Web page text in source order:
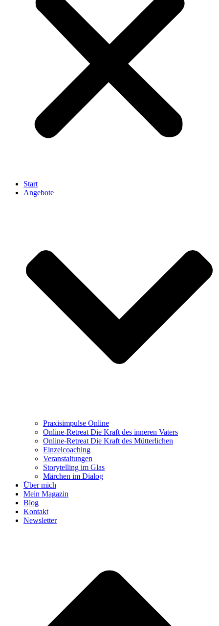
Start
Angebote
Praxisimpulse Online
Online-Retreat Die Kraft des inneren Vaters
Online-Retreat Die Kraft des Mütterlichen
Einzelcoaching
Veranstaltungen
Storytelling im Glas
Märchen im Dialog
Über mich
Mein Magazin
Blog
Kontakt
Newsletter